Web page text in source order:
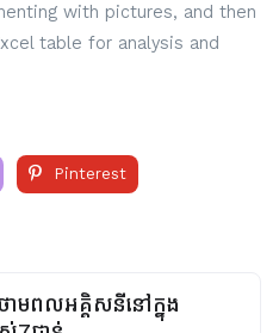
with pictures, and then
table for analysis and
Pinterest
ថាមពលអគ្គិសនីនៅក្នុង